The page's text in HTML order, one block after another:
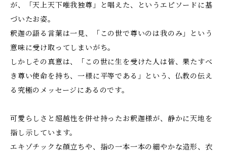
が、「天上天下唯我独尊」と唱えた、というエピソードに基
づいたお姿。
釈迦の語る言葉は一見、「この世で尊いのは我のみ」という
意味に受け取ってしまいがち。
しかしその真意は、「この世に生を受けた人は皆、果たすべ
き尊い使命を持ち、一様に平等である」という、仏教の伝え
る究極のメッセージにあるのです。
可愛らしさと超越性を併せ持ったお釈迦様が、静かに天地を
指し示しています。
エキゾチックな顔立ちや、指の一本一本の細やかな造形、衣